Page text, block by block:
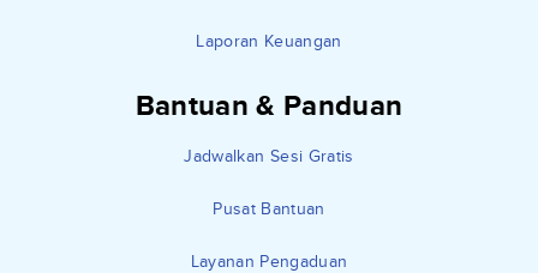
Laporan Keuangan
Bantuan & Panduan
Jadwalkan Sesi Gratis
Pusat Bantuan
Layanan Pengaduan